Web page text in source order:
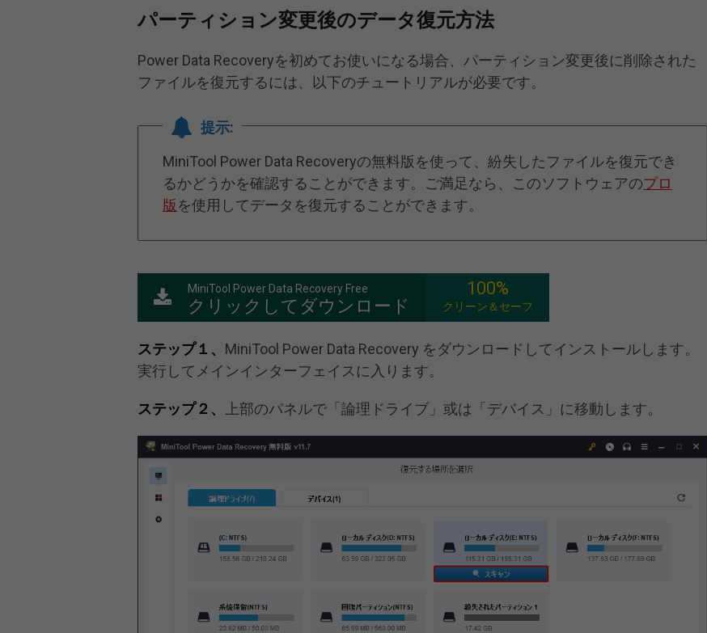
パーティション変更後のデータ復元方法
Power Data Recoveryを初めてお使いになる場合、パーティション変更後に削除された
ファイルを復元するには、以下のチュートリアルが必要です。
提示:
MiniTool Power Data Recoveryの無料版を使って、紛失したファイルを復元でき
るかどうかを確認することができます。ご満足なら、このソフトウェアのプロ
版を使用してデータを復元することができます。
MiniTool Power Data Recovery Free
クリックしてダウンロード
100%
クリーン＆セーフ
ステップ１ 、 MiniTool Power Data Recovery をダウンロードしてインストールします。
実行してメインインターフェイスに入ります。
ステップ２、 上部のパネルで「論理ドライブ」或は「デバイス」に移動します。